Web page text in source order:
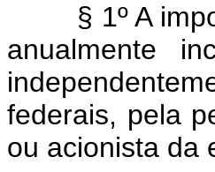
§ 1º A
anualmente
federais, pela
ou acionista da